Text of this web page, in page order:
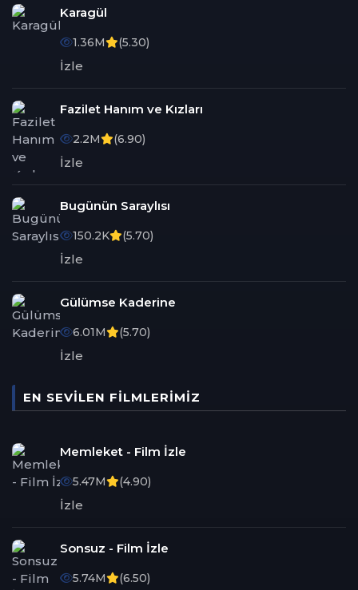
Karagül
1.36M (5.30)
İzle
Fazilet Hanım ve Kızları
2.2M (6.90)
İzle
Bugünün Saraylısı
150.2K (5.70)
İzle
Gülümse Kaderine
6.01M (5.70)
İzle
EN SEVILEN FILMLERIMIZ
Memleket - Film İzle
5.47M (4.90)
İzle
Sonsuz - Film İzle
5.74M (6.50)